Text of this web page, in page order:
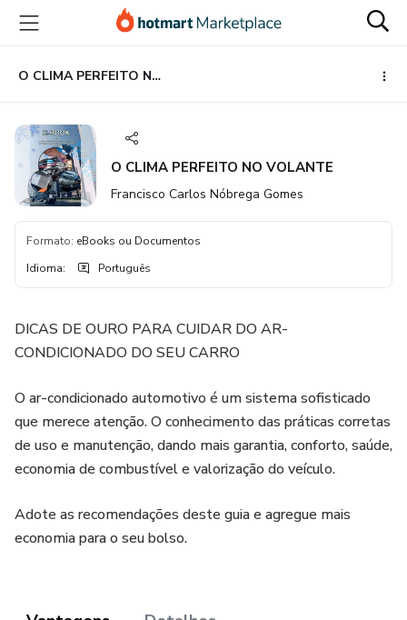
para
conteúdo
principal
para
pagamento
para
rodapé
O CLIMA PERFEITO NO VOLANTE
O CLIMA PERFEITO NO VOLANTE
Francisco Carlos Nóbrega Gomes
Formato: eBooks ou Documentos
Idioma: Português
DICAS DE OURO PARA CUIDAR DO AR-
CONDICIONADO DO SEU CARRO
O ar-condicionado automotivo é um sistema sofisticado
que merece atenção. O conhecimento das práticas corretas
de uso e manutenção, dando mais garantia, conforto, saúde,
economia de combustível e valorização do veículo.
Adote as recomendações deste guia e agregue mais
economia para o seu bolso.